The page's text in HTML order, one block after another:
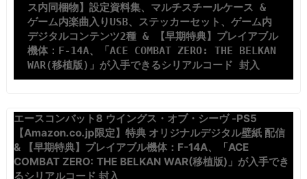
ス内同梱物】設定資料集、マルチスチールケース &
ゲーム内楽曲入りUSB、ステッカーセット、ゲーム内
デジタルコンテンツ2種 & 【早期特典】プレイアブル
機体：F-14A、「ACE COMBAT ZERO: THE BELKAN
WAR(移植版)」が入手できるシリアルコード 封入
エースコンバット8 ウイングス・オブ・シーヴ -PS5
【Amazon.co.jp限定】特典 オリジナルデジタル壁紙 配信
& 【早期特典】プレイアブル機体：F-14A、「ACE
COMBAT ZERO: THE BELKAN WAR(移植版)」が入手でき
るシリアルコード 封入